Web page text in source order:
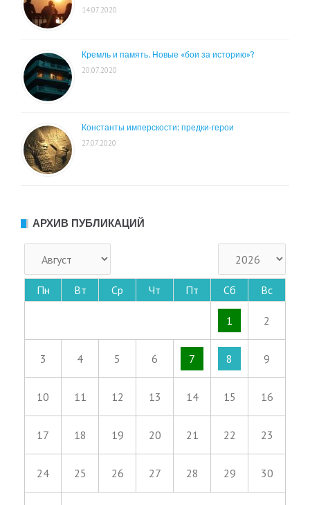
14.07.2020
Кремль и память. Новые «бои за историю»?
20.07.2020
Константы имперскости: предки-герои
27.07.2020
АРХИВ ПУБЛИКАЦИЙ
Пн Вт Ср Чт Пт Сб Вс
1 2
3 4 5 6 7 8 9
10 11 12 13 14 15 16
17 18 19 20 21 22 23
24 25 26 27 28 29 30